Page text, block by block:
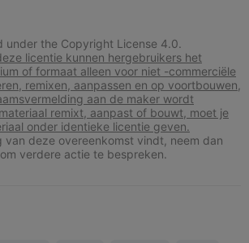
under the Copyright License 4.0.
licentie kunnen hergebruikers het
of formaat alleen voor niet -commerciële
remixen, aanpassen en op voortbouwen,
aan de maker wordt
remixt, aanpast of bouwt, moet je
onder identieke licentie geven.
van deze overeenkomst vindt, neem dan
verdere actie te bespreken.